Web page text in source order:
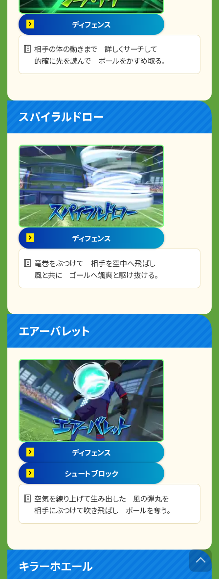
ディフェンス
相手の体の動きまで 詳しくサーチして
的確に先を読んで ボールをかすめ取る。
スパイラルドロー
ディフェンス
竜巻をぶつけて 相手を空中へ飛ばし
風と共に ゴールへ颯爽と駆け抜ける。
エアーバレット
ディフェンス
シュートブロック
空気を練り上げて生み出した 風の弾丸を
相手にぶつけて吹き飛ばし ボールを奪う。
キラーホエール